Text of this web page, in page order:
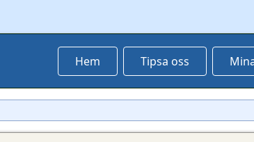
Hem Tipsa oss